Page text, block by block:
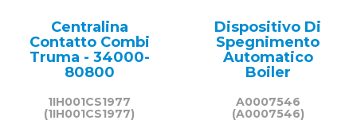
Centralina
Contatto Combi
Truma - 34000-
80800
1IH001CS1977
(1IH001CS1977)
Dispositivo Di
Spegnimento
Automatico
Boiler
A0007546
(A0007546)